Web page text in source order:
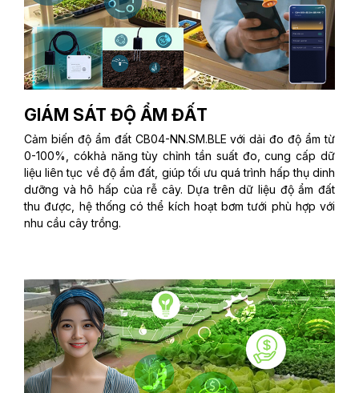
GIÁM SÁT ĐỘ ẨM ĐẤT
Cảm biến độ ẩm đất CB04-NN.SM.BLE với dải đo độ ẩm từ
0-100%, cókhả năng tùy chỉnh tần suất đo, cung cấp dữ
liệu liên tục về độ ẩm đất, giúp tối ưu quá trình hấp thụ dinh
dưỡng và hô hấp của rễ cây. Dựa trên dữ liệu độ ẩm đất
thu được, hệ thống có thể kích hoạt bơm tưới phù hợp với
nhu cầu cây trồng.